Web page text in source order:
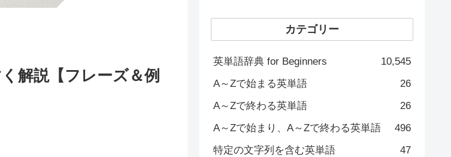
解説【フレーズ＆例
カテゴリー
英単語辞典 for Beginners
10,545
A～Zで始まる英単語
26
A～Zで終わる英単語
26
A～Zで始まり、A～Zで終わる英単語
496
特定の文字列を含む英単語
47